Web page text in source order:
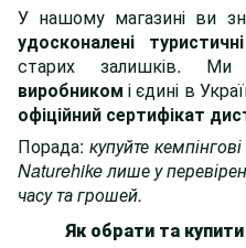
У нашому магазині ви
удосконалені
старих залишків.
виробником і єдині в
офіційний сертифікат
Порада:купуйте
Naturehike лише у
часу та грошей.
Як обрати та